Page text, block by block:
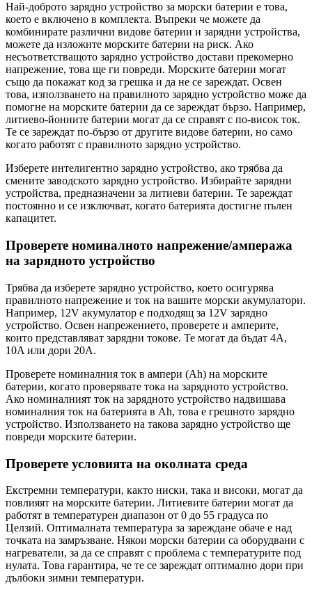
Най-доброто зарядно устройство за морски батерии е това,
което е включено в комплекта. Въпреки че можете да
комбинирате различни видове батерии и зарядни устройства,
можете да изложите морските батерии на риск. Ако
несъответстващото зарядно устройство достави прекомерно
напрежение, това ще ги повреди. Морските батерии могат
също да покажат код за грешка и да не се зареждат. Освен
това, използването на правилното зарядно устройство може да
помогне на морските батерии да се зареждат бързо. Например,
литиево-йонните батерии могат да се справят с по-висок ток.
Те се зареждат по-бързо от другите видове батерии, но само
когато работят с правилното зарядно устройство.
Изберете интелигентно зарядно устройство, ако трябва да
смените заводското зарядно устройство. Избирайте зарядни
устройства, предназначени за литиеви батерии. Те зареждат
постоянно и се изключват, когато батерията достигне пълен
капацитет.
Проверете номиналното напрежение/ампеража
на зарядното устройство
Трябва да изберете зарядно устройство, което осигурява
правилното напрежение и ток на вашите морски акумулатори.
Например, 12V акумулатор е подходящ за 12V зарядно
устройство. Освен напрежението, проверете и амперите,
които представляват зарядни токове. Те могат да бъдат 4A,
10A или дори 20A.
Проверете номиналния ток в ампери (Ah) на морските
батерии, когато проверявате тока на зарядното устройство.
Ако номиналният ток на зарядното устройство надвишава
номиналния ток на батерията в Ah, това е грешното зарядно
устройство. Използването на такова зарядно устройство ще
повреди морските батерии.
Проверете условията на околната среда
Екстремни температури, както ниски, така и високи, могат да
повлияят на морските батерии. Литиевите батерии могат да
работят в температурен диапазон от 0 до 55 градуса по
Целзий. Оптималната температура за зареждане обаче е над
точката на замръзване. Някои морски батерии са оборудвани с
нагреватели, за да се справят с проблема с температурите под
нулата. Това гарантира, че те се зареждат оптимално дори при
дълбоки зимни температури.